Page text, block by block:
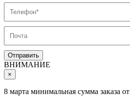
ВНИМАНИЕ
×
8 марта минимальная сумма заказа от